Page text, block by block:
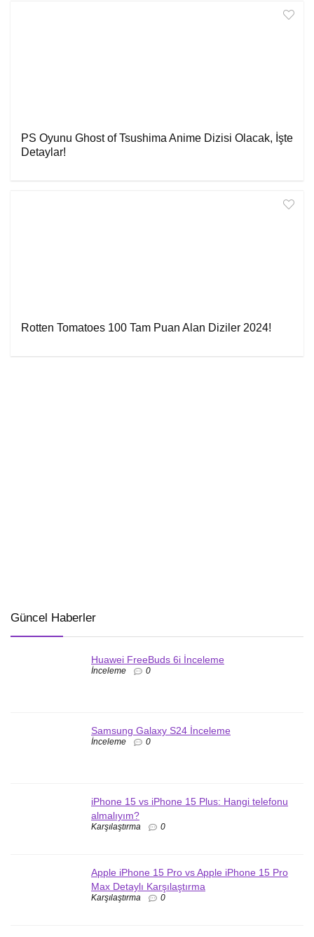
PS Oyunu Ghost of Tsushima Anime Dizisi Olacak, İşte
Detaylar!
Rotten Tomatoes 100 Tam Puan Alan Diziler 2024!
Güncel Haberler
Huawei FreeBuds 6i İnceleme
İnceleme 0
Samsung Galaxy S24 İnceleme
İnceleme 0
iPhone 15 vs iPhone 15 Plus: Hangi telefonu
almalıyım?
Karşılaştırma 0
Apple iPhone 15 Pro vs Apple iPhone 15 Pro
Max Detaylı Karşılaştırma
Karşılaştırma 0